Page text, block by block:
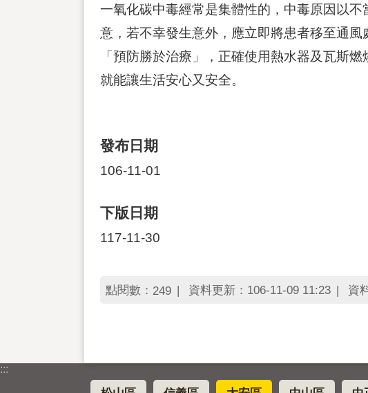
一氧化碳中毒經常是集體性的，中毒原因以
意，若不幸發生意外，應立即將患者移至通風
「預防勝於治療」，正確使用熱水器及瓦斯
就能讓生活安心又安全。
發布日期
106-11-01
下版日期
117-11-30
點閱數： 249 資料更新：106-11-09 11:23 資
:::